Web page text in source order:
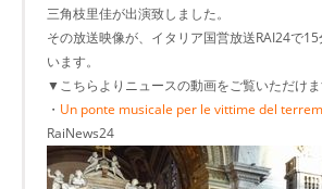
三角枝里佳が出演致しました。
その放送映像が、イタリア国営放送RAI24で
います。
▼こちらよりニュースの動画をご覧いただけま
・ Un ponte musicale per le vittime del
RaiNews24